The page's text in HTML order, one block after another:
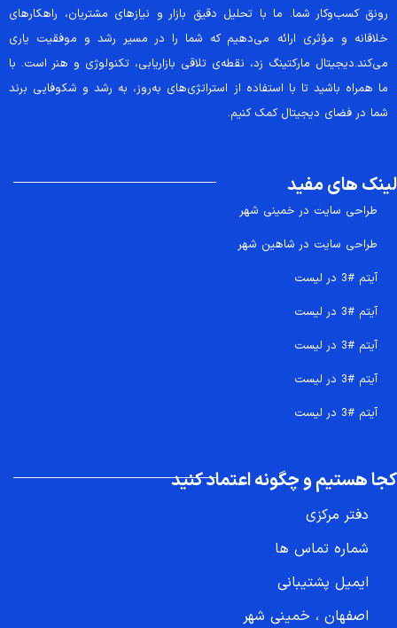
رونق کسب‌وکار شما. ما با تحلیل دقیق بازار و نیازهای مشتریان، راهکارهای
خلاقانه و مؤثری ارائه می‌دهیم که شما را در مسیر رشد و موفقیت یاری
می‌کند.دیجیتال مارکتینگ زد، نقطه‌ی تلاقی بازاریابی، تکنولوژی و هنر است. با
ما همراه باشید تا با استفاده از استراتژی‌های به‌روز، به رشد و شکوفایی برند
شما در فضای دیجیتال کمک کنیم.
لینک های مفید
طراحی سایت در خمینی شهر
طراحی سایت در شاهین شهر
آیتم #3 در لیست
آیتم #3 در لیست
آیتم #3 در لیست
آیتم #3 در لیست
آیتم #3 در لیست
کجا هستیم و چگونه اعتماد کنید
دفتر مرکزی
شماره تماس ها
ایمیل پشتیبانی
اصفهان ، خمینی شهر